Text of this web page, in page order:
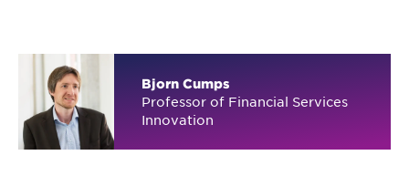
Bjorn Cumps
Professor of Financial Services
Innovation